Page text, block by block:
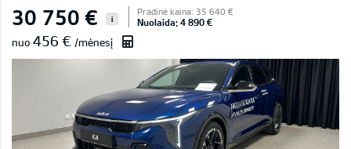
30 750 € i
Pradinė kaina: 35 640 €
Nuolaida: 4 890 €
nuo 456 € /mėnesį